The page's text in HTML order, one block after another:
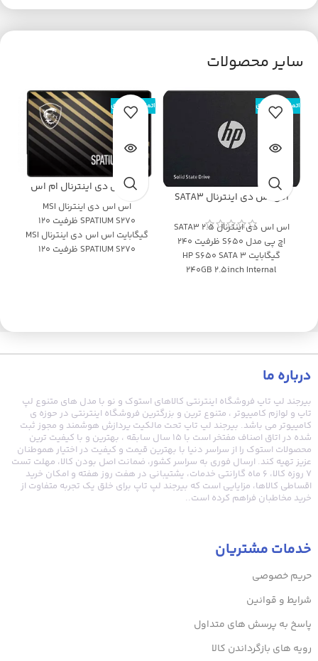
سایر محصولات
اتمام موجودی
اس اس دی اینترنال SATA3
240 گیگابایت HP S650 SATA
3 240GB 2.5inch Internal
SSD
اس اس دی اینترنال SATA3 2.5
اچ پی مدل S650 ظرفیت 240
گیگابایت HP S650 SATA 3
240GB 2.5inch Internal
اتمام موجودی
اس اس دی اینترنال ام اس
آی مدل SPATIUM S270
ظرفیت 120 گیگابایت
اس اس دی اینترنال MSI
SPATIUM S270 ظرفیت 120
گیگابایت اس اس دی اینترنال MSI
SPATIUM S270 ظرفیت 120
درباره ما
بیرجند لپ تاپ فروشگاه اینترنتی کالاهای استوک و نو با مدل های متنوع لپ
تاپ و لوازم کامپیوتر ، متنوع ترین و بزرگترین فروشگاه اینترنتی در حوزه ی
کامپیوتر می باشد. بیرجند لپ تاپ تحت مالکیت پردازش هوشمند و مجوز ثبت
شده در اتاق اصناف مفتخر است با ۱۵ سال سابقه ، بهترین و با کیفیت ترین
محصولات استوک را از سراسر دنیا با بهترین قیمت و کیفیت در اختیار هموطنان
عزیز تهیه کند. ارسال فوری به سراسر کشور، ضمانت اصل بودن کالا، مهلت تست
۷ روزه کالا، ۶ ماه گارانتی خدمات، پشتیبانی در هفت روز هفته و امکان خرید
اقساطی کالاها، مزایایی است که بیرجند لپ تاپ برای خلق یک تجربه متفاوت از
خرید مخاطبان فراهم کرده است..
خدمات مشتریان
حریم خصوصی
شرایط و قوانین
پاسخ به پرسش های متداول
رویه های بازگرداندن کالا